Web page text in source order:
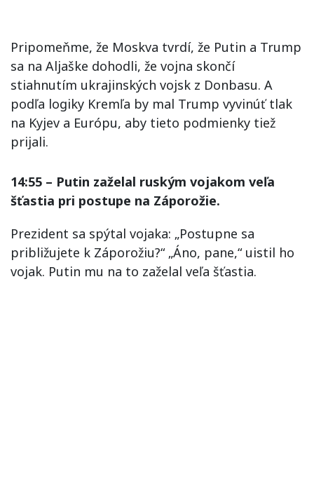
Pripomeňme, že Moskva tvrdí, že Putin a Trump
sa na Aljaške dohodli, že vojna skončí
stiahnutím ukrajinských vojsk z Donbasu. A
podľa logiky Kremľa by mal Trump vyvinúť tlak
na Kyjev a Európu, aby tieto podmienky tiež
prijali.
14:55 – Putin zaželal ruským vojakom veľa
šťastia pri postupe na Záporožie.
Prezident sa spýtal vojaka: „Postupne sa
približujete k Záporožiu?“ „Áno, pane,“ uistil ho
vojak. Putin mu na to zaželal veľa šťastia.